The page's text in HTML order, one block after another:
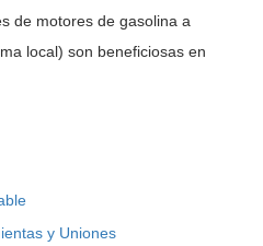
de motores de gasolina a
local) son beneficiosas en
y Uniones